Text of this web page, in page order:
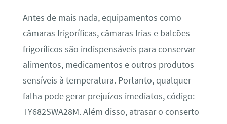
Antes de mais nada, equipamentos como
câmaras frigoríficas, câmaras frias e balcões
frigoríficos são indispensáveis para conservar
alimentos, medicamentos e outros produtos
sensíveis à temperatura. Portanto, qualquer
falha pode gerar prejuízos imediatos, código:
TY682SWA28M. Além disso, atrasar o conserto